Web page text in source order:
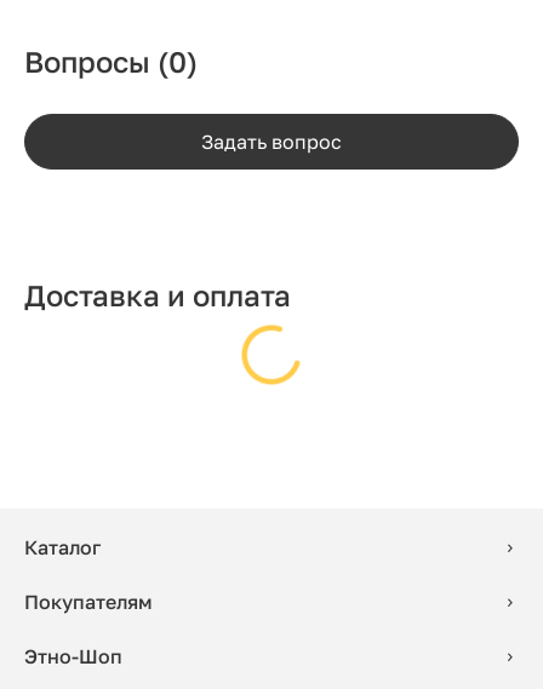
Вопросы (0)
Задать вопрос
Доставка и оплата
Каталог
Покупателям
Этно-Шоп